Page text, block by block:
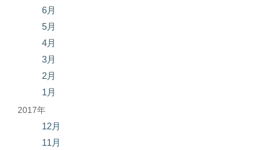
6月
5月
4月
3月
2月
1月
2017年
12月
11月